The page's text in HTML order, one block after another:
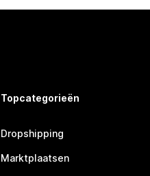
Topcategorieën
Dropshipping
Marktplaatsen